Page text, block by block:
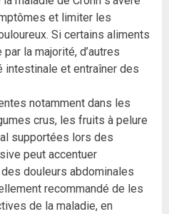
et limiter les
Si certains aliments
la majorité, d’autres
et entraîner des
notamment dans les
crus, les fruits à pelure
supportées lors des
peut accentuer
douleurs abdominales
recommandé de les
de la maladie, en